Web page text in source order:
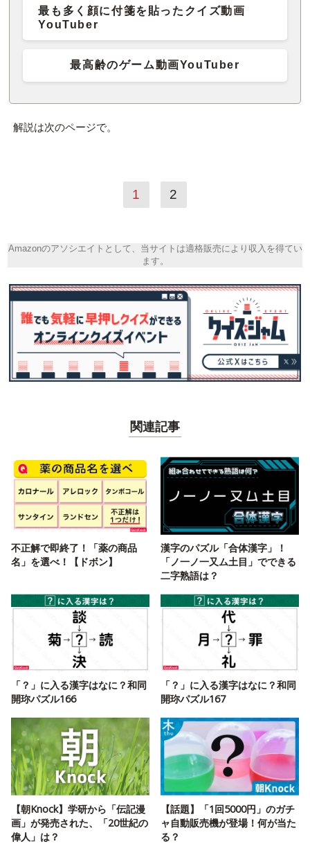
最も多く顔に付箋を貼ったクイズ動画
YouTuber
最高齢のゲーム動画YouTuber
解説は次のページで。
1 2
Amazonのアソシエイトとして、当サイトは適格販売により収入を得てい
ます。
関連記事
不正解で即終了！「薬の商品
名」を選べ！【ドボン】
漢字のパズル「合体漢字」！
「ノ一ノ一又ム土目」でできる
二字熟語は？
「？」に入る漢字はなに？和同
開珎パズル166
「？」に入る漢字はなに？和同
開珎パズル167
【朝Knock】学研から「伝記漫
画」が発売された、「20世紀の
偉人」は？
【話題】「1回5000円」のガチ
ャ自動販売機が登場！何が当た
る？